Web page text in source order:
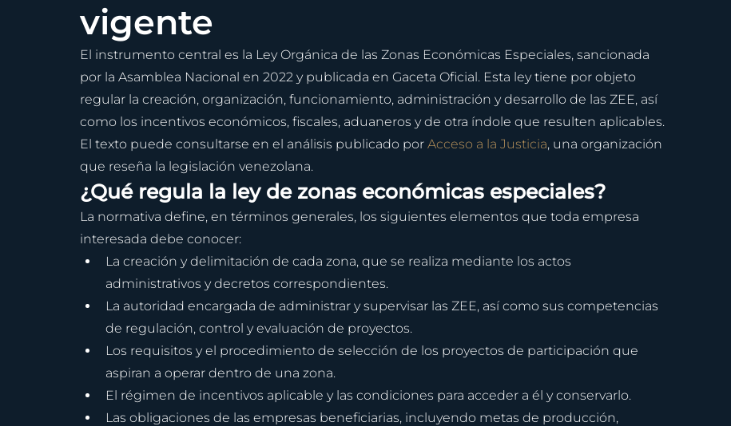
vigente
El instrumento central es la Ley Orgánica de las Zonas Económicas Especiales, sancionada
por la Asamblea Nacional en 2022 y publicada en Gaceta Oficial. Esta ley tiene por objeto
regular la creación, organización, funcionamiento, administración y desarrollo de las ZEE, así
como los incentivos económicos, fiscales, aduaneros y de otra índole que resulten aplicables.
El texto puede consultarse en el análisis publicado por Acceso a la Justicia, una organización
que reseña la legislación venezolana.
¿Qué regula la ley de zonas económicas especiales?
La normativa define, en términos generales, los siguientes elementos que toda empresa
interesada debe conocer:
La creación y delimitación de cada zona, que se realiza mediante los actos
administrativos y decretos correspondientes.
La autoridad encargada de administrar y supervisar las ZEE, así como sus competencias
de regulación, control y evaluación de proyectos.
Los requisitos y el procedimiento de selección de los proyectos de participación que
aspiran a operar dentro de una zona.
El régimen de incentivos aplicable y las condiciones para acceder a él y conservarlo.
Las obligaciones de las empresas beneficiarias, incluyendo metas de producción,